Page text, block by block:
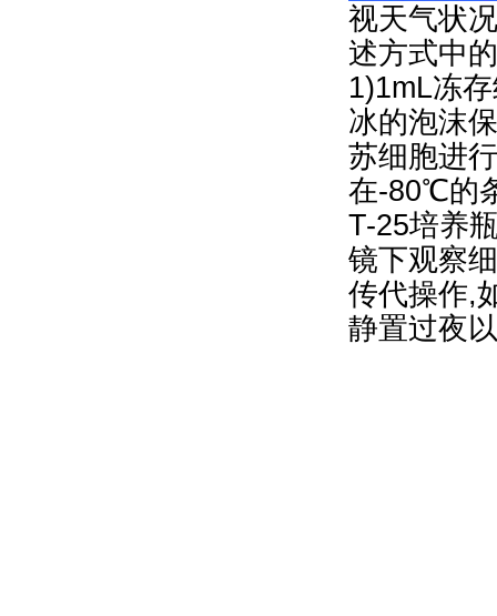
视天气状
述方式中
1)1mL冻
冰的泡沫
苏细胞进
在-80℃的
T-25培养
镜下观察
传代操作,
静置过夜